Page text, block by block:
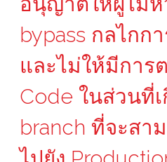
bypass กลไกก
และไม่ให้มีการ
Code ในส่วนที่
branch ที่จะสา